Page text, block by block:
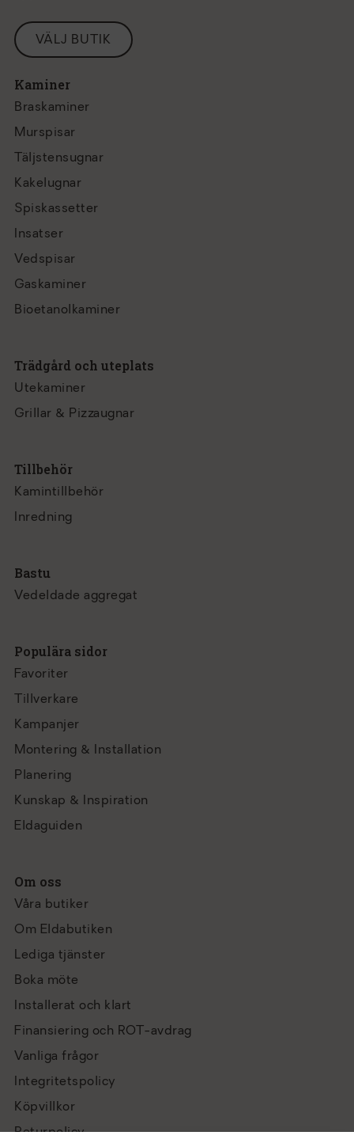
VÄLJ BUTIK
Kaminer
Braskaminer
Murspisar
Täljstensugnar
Kakelugnar
Spiskassetter
Insatser
Vedspisar
Gaskaminer
Bioetanolkaminer
Trädgård och uteplats
Utekaminer
Grillar & Pizzaugnar
Tillbehör
Kamintillbehör
Inredning
Bastu
Vedeldade aggregat
Populära sidor
Favoriter
Tillverkare
Kampanjer
Montering & Installation
Planering
Kunskap & Inspiration
Eldaguiden
Om oss
Våra butiker
Om Eldabutiken
Lediga tjänster
Boka möte
Installerat och klart
Finansiering och ROT-avdrag
Vanliga frågor
Integritetspolicy
Köpvillkor
Returpolicy